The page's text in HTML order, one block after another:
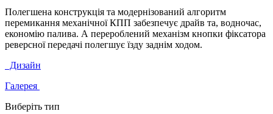
Полегшена конструкція та модернізований алгоритм
перемикання механічної КПП забезпечує драйв та, водночас,
економію палива. А перероблений механізм кнопки фіксатора
реверсної передачі полегшує їзду заднім ходом.
Дизайн
Галерея
Виберіть тип